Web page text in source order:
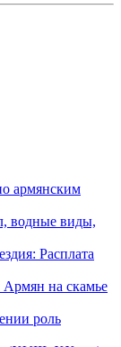
армянским
водные виды,
Расплата
на скамье
роль